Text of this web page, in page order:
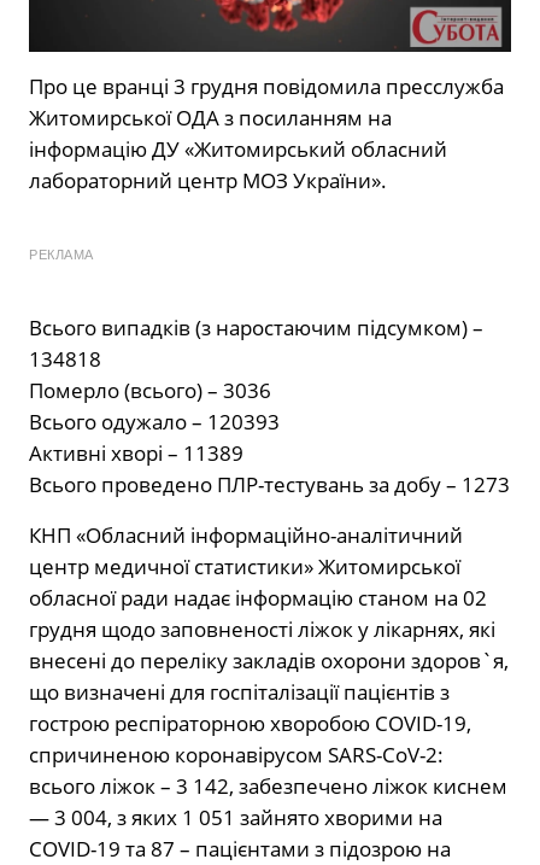
Про це вранці 3 грудня повідомила пресслужба
Житомирської ОДА з посиланням на
інформацію ДУ «Житомирський обласний
лабораторний центр МОЗ України».
РЕКЛАМА
Всього випадків (з наростаючим підсумком) –
134818
Померло (всього) – 3036
Всього одужало – 120393
Активні хворі – 11389
Всього проведено ПЛР-тестувань за добу – 1273
КНП «Обласний інформаційно-аналітичний
центр медичної статистики» Житомирської
обласної ради надає інформацію станом на 02
грудня щодо заповненості ліжок у лікарнях, які
внесені до переліку закладів охорони здоров`я,
що визначені для госпіталізації пацієнтів з
гострою респіраторною хворобою COVID-19,
спричиненою коронавірусом SARS-CoV-2:
всього ліжок – 3 142, забезпечено ліжок киснем
— 3 004, з яких 1 051 зайнято хворими на
COVID-19 та 87 – пацієнтами з підозрою на